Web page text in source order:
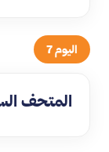
اليوم 7
المتحف